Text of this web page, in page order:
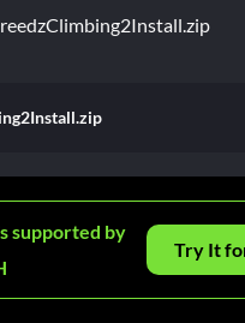
supported by
Try It